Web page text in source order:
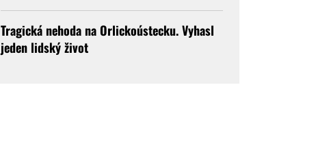
Tragická nehoda na Orlickoústecku. Vyhasl
jeden lidský život